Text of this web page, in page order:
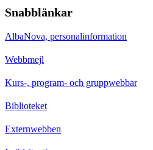
Snabblänkar
AlbaNova, personalinformation
Webbmejl
Kurs-, program- och gruppwebbar
Biblioteket
Externwebben